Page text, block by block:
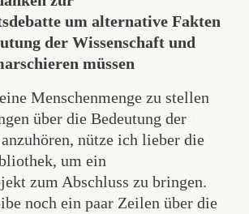
um alternative Fakten
der Wissenschaft und
müssen
Menschenmenge zu stellen
über die Bedeutung der
nütze ich lieber die
um ein
zum Abschluss zu bringen.
noch ein paar Zeilen über die